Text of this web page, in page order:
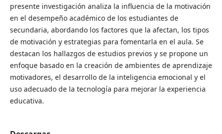
presente investigación analiza la influencia de la motivación
en el desempeño académico de los estudiantes de
secundaria, abordando los factores que la afectan, los tipos
de motivación y estrategias para fomentarla en el aula. Se
destacan los hallazgos de estudios previos y se propone un
enfoque basado en la creación de ambientes de aprendizaje
motivadores, el desarrollo de la inteligencia emocional y el
uso adecuado de la tecnología para mejorar la experiencia
educativa.